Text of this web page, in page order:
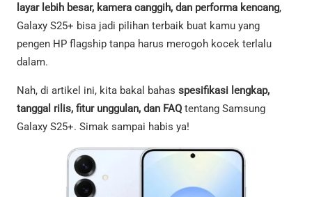
layar lebih besar, kamera canggih, dan performa kencang,
Galaxy S25+ bisa jadi pilihan terbaik buat kamu yang
pengen HP flagship tanpa harus merogoh kocek terlalu
dalam.
Nah, di artikel ini, kita bakal bahas spesifikasi lengkap,
tanggal rilis, fitur unggulan, dan FAQ tentang Samsung
Galaxy S25+. Simak sampai habis ya!